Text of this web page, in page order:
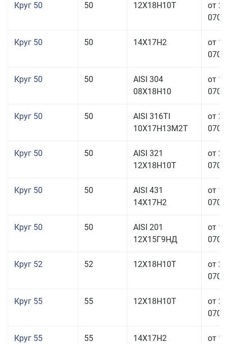
Круг 50 50 12Х18Н10Т
от
Круг 50 50 14Х17Н2
от
Круг 50 50
AISI 304
08Х18Н10
от
Круг 50 50
AISI 316TI
10Х17Н13М2Т
от
Круг 50 50
AISI 321
12Х18Н10Т
от
Круг 50 50
AISI 431
14Х17Н2
от
Круг 50 50
AISI 201
12Х15Г9НД
от
Круг 52 52 12Х18Н10Т
от
Круг 55 55 12Х18Н10Т
от
Круг 55 55 14Х17Н2
от